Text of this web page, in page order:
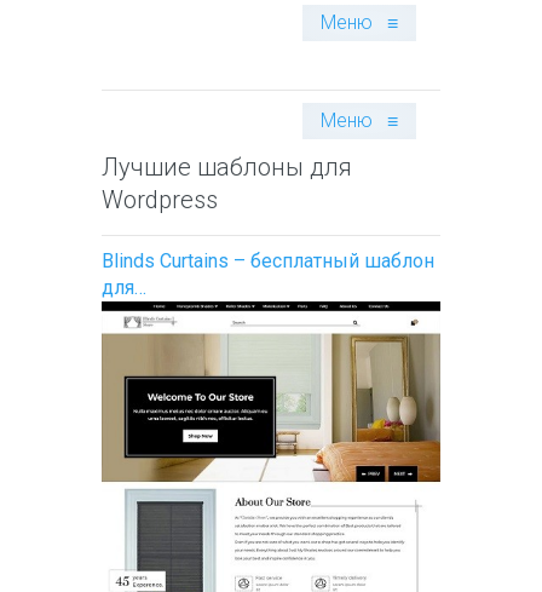
Меню ≡
Меню ≡
Лучшие шаблоны для
Wordpress
Blinds Curtains – бесплатный шаблон
для…